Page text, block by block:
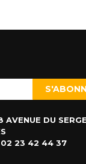
AVENUE DU
02 23 42 44 37